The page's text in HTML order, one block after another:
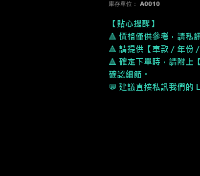
庫存單位： A0010
【貼心提醒】
🔺 價格僅供參考，請私
🔺 請提供【車款／年份
🔺 確定下單時，請附上
確認細節。
💬 建議直接私訊我們的